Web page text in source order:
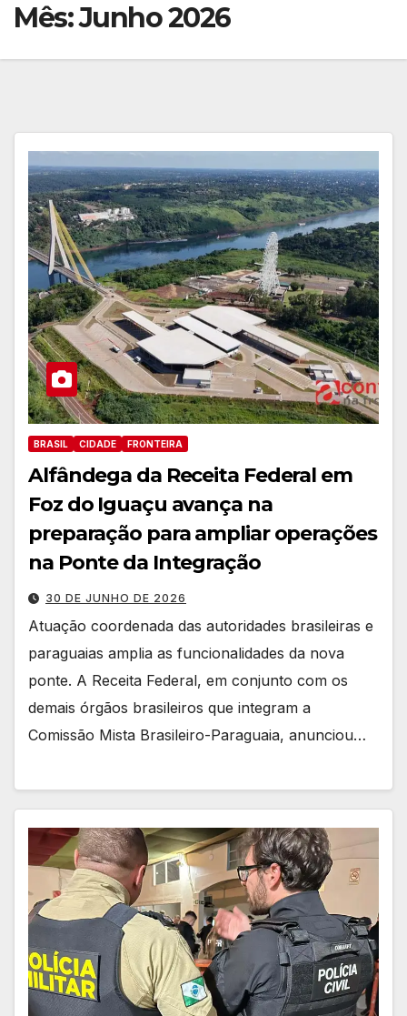
Mês:Junho 2026
BRASIL CIDADE FRONTEIRA
Alfândega da Receita Federal em
Foz do Iguaçu avança na
preparação para ampliar operações
na Ponte da Integração
30 DE JUNHO DE 2026
Atuação coordenada das autoridades brasileiras e
paraguaias amplia as funcionalidades da nova
ponte. A Receita Federal, em conjunto com os
demais órgãos brasileiros que integram a
Comissão Mista Brasileiro-Paraguaia, anunciou…